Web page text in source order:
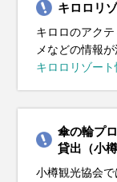
キロロリ
キロロのアク
メなどの情報が
キロロリゾー
傘の輪プ
貸出（小
小樽観光協会